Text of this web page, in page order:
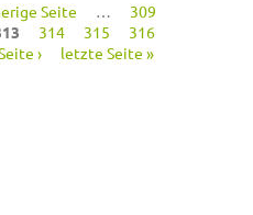
Seite …
309
314 315
316
› letzte Seite »